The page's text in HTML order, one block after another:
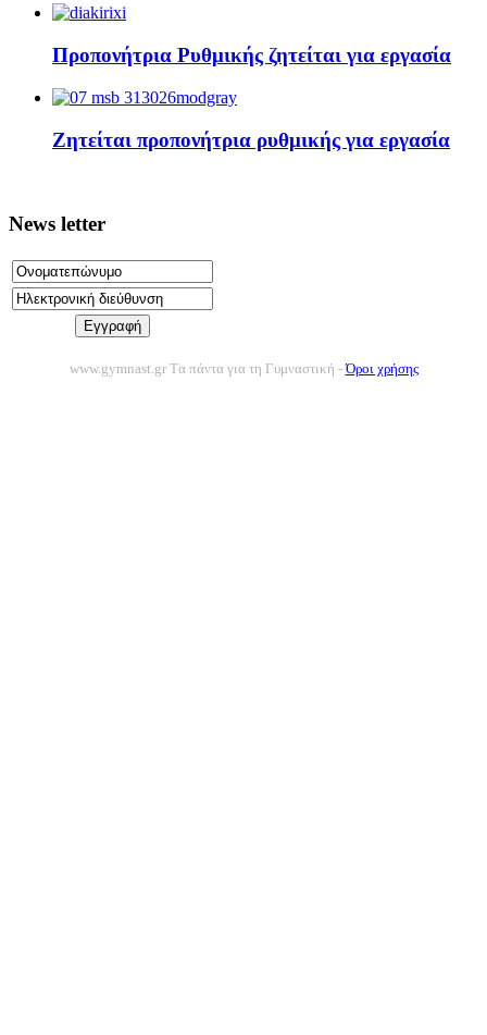
Προπονήτρια Ρυθμικής ζητείται για εργασία
Ζητείται προπονήτρια ρυθμικής για εργασία
News letter
www.gymnast.gr Tα πάντα για τη Γυμναστική -Όροι χρήσης